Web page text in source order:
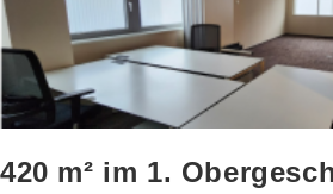
420 m² im 1.